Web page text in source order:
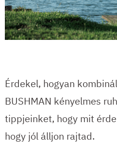
Érdekel, hogyan
BUSHMAN kényelmes
tippjeinket, hogy mit
hogy jól álljon rajtad.